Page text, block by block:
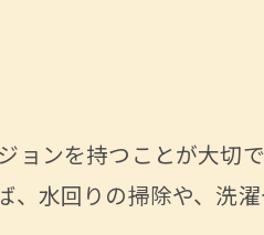
せる短期利用のメリット
が向上する理由
ンを持つことが大切
水回りの掃除や、洗
合わせはこちら
合わせはこちら